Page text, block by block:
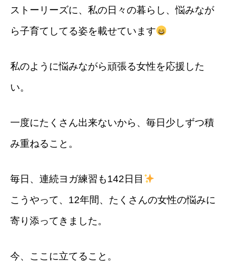
ストーリーズに、私の日々の暮らし、悩みなが
ら子育てしてる姿を載せています
私のように悩みながら頑張る女性を応援した
い。
一度にたくさん出来ないから、毎日少しずつ積
み重ねること。
毎日、連続ヨガ練習も142日目
こうやって、12年間、たくさんの女性の悩みに
寄り添ってきました。
今、ここに立てること。